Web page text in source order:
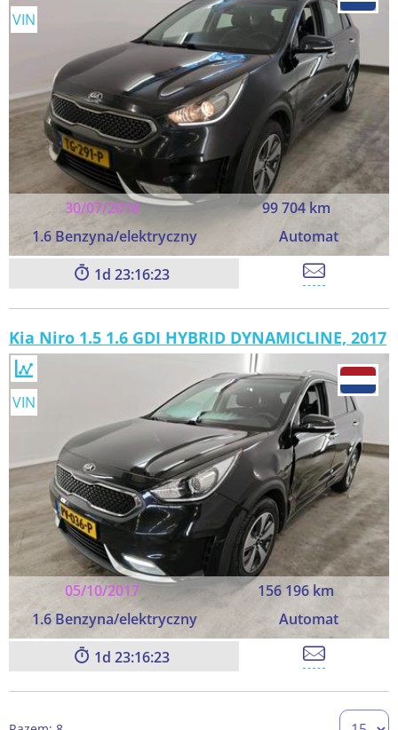
30/07/2018
99 704 km
1.6 Benzyna/elektryczny
Automat
VIN
1 23:16:23
Kia Niro 1.5 1.6 GDI HYBRID DYNAMICLINE, 2017
05/10/2017
156 196 km
1.6 Benzyna/elektryczny
Automat
VIN
1 23:16:23